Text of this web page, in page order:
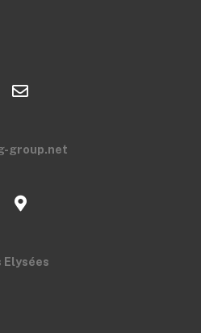
group.net
Elysées